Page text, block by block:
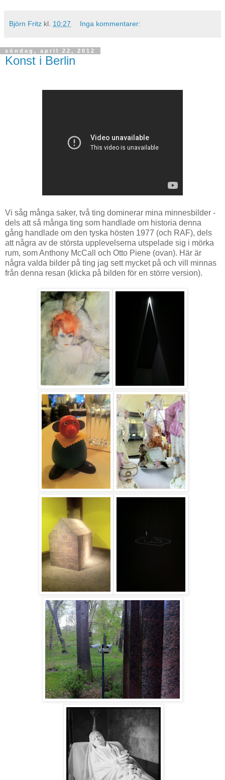
Björn Fritz kl. 10:27 Inga kommentarer:
söndag, april 22, 2012
Konst i Berlin
Vi såg många saker, två ting dominerar mina minnesbilder -
dels att så många ting som handlade om historia denna
gång handlade om den tyska hösten 1977 (och RAF), dels
att några av de största upplevelserna utspelade sig i mörka
rum, som Anthony McCall och Otto Piene (ovan). Här är
några valda bilder på ting jag sett mycket på och vill minnas
från denna resan (klicka på bilden för en större version).